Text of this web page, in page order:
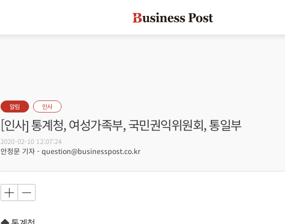
알림 인사
[인사] 통계청, 여성가족부, 국민권익위원회, 통일부
2020-02-10 12:07:24
안정문 기자 - question@businesspost.co.kr